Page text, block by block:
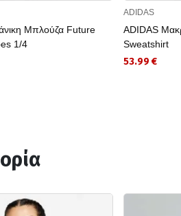
Μπλούζα Future
1/4
ADIDAS
ADIDAS
Sweatshirt
53.99 €